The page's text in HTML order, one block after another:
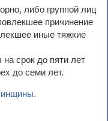
либо группой лиц
причинение
иные тяжкие
срок до пяти лет
до семи лет.